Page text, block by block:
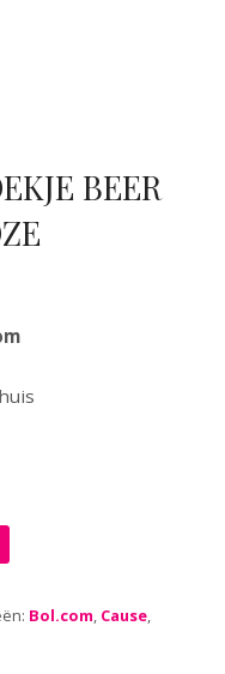
BEER
Bol.com, Cause,